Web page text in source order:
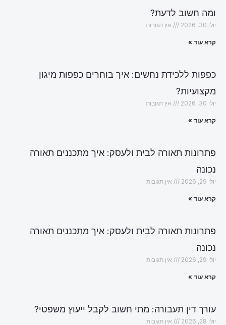
ומה חשוב לדעת?
יולי 30, 2026 אין תגובות
קרא עוד »
כפפות ללכידת נחשים: איך בוחרים כפפות מיגון
מקצועיות?
יולי 30, 2026 אין תגובות
קרא עוד »
פתרונות תאורה לבית ולעסק: איך מתכננים תאורה
נכונה
יולי 29, 2026 אין תגובות
קרא עוד »
פתרונות תאורה לבית ולעסק: איך מתכננים תאורה
נכונה
יולי 29, 2026 אין תגובות
קרא עוד »
עורך דין תעבורה: מתי חשוב לקבל ייעוץ משפטי?
יולי 28, 2026 אין תגובות